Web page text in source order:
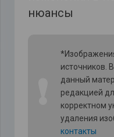
источников.
данный
редакцией
корректном
удаления
контакты